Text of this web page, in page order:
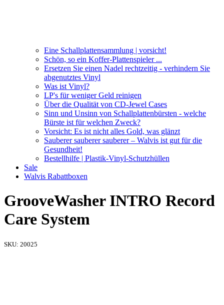
Eine Schallplattensammlung | vorsicht!
Schön, so ein Koffer-Plattenspieler ...
Ersetzen Sie einen Nadel rechtzeitig - verhindern Sie
abgenutztes Vinyl
Was ist Vinyl?
LP's für weniger Geld reinigen
Über die Qualität von CD-Jewel Cases
Sinn und Unsinn von Schallplattenbürsten - welche
Bürste ist für welchen Zweck?
Vorsicht: Es ist nicht alles Gold, was glänzt
Sauberer sauberer sauberer – Walvis ist gut für die
Gesundheit!
Bestellhilfe | Plastik-Vinyl-Schutzhüllen
Sale
Walvis Rabattboxen
GrooveWasher INTRO Record
Care System
SKU: 20025